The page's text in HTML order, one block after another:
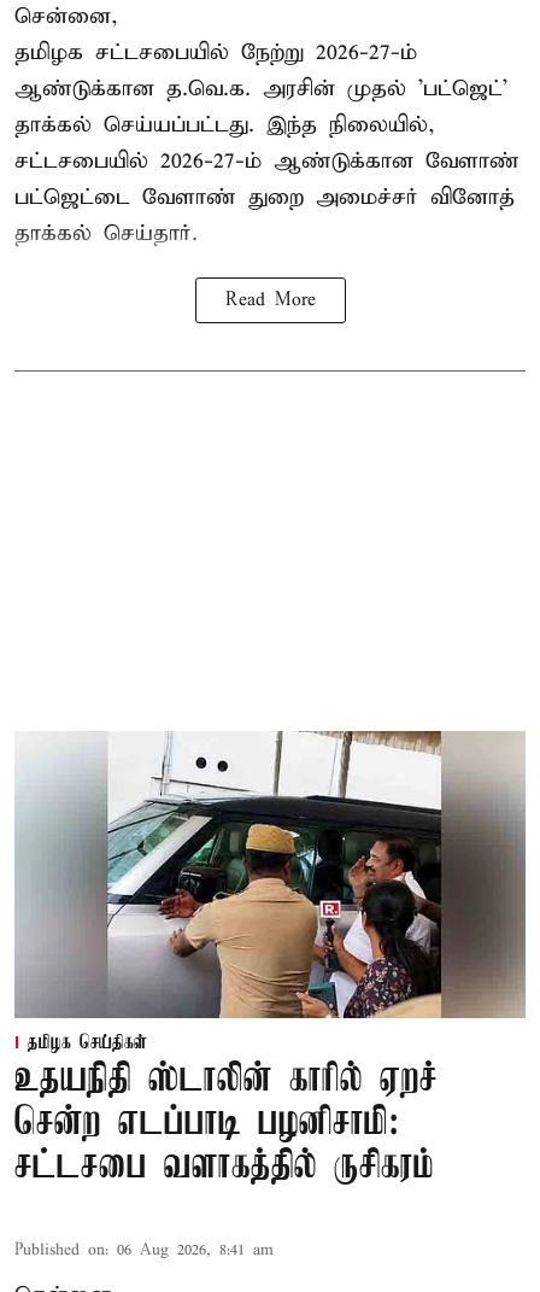
சென்னை,
தமிழக சட்டசபையில் நேற்று 2026-27-ம்
ஆண்டுக்கான த.வெ.க. அரசின் முதல் 'பட்ஜெட்'
தாக்கல் செய்யப்பட்டது. இந்த நிலையில்,
சட்டசபையில் 2026-27-ம் ஆண்டுக்கான வேளாண்
பட்ஜெட்டை வேளாண் துறை அமைச்சர் வினோத்
தாக்கல் செய்தார்.
Read More
தமிழக செய்திகள்
உதயநிதி ஸ்டாலின் காரில் ஏறச்
சென்ற எடப்பாடி பழனிசாமி:
சட்டசபை வளாகத்தில் ருசிகரம்
Published on: 06 Aug 2026, 8:41 am